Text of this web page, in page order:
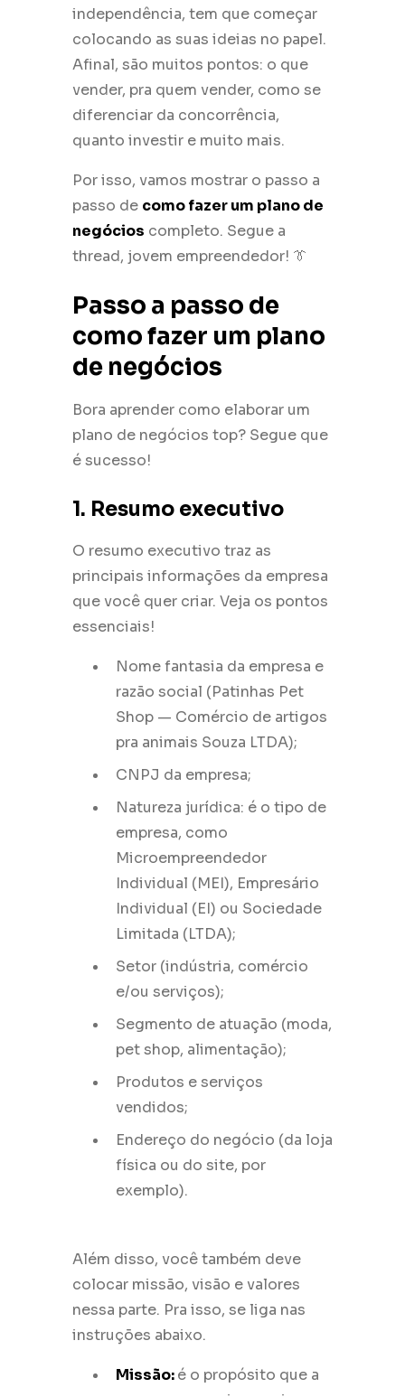
independência, tem que começar
colocando as suas ideias no papel.
Afinal, são muitos pontos: o que
vender, pra quem vender, como se
diferenciar da concorrência,
quanto investir e muito mais.
Por isso, vamos mostrar o passo a
passo de como fazer um plano de
negócios completo. Segue a
thread, jovem empreendedor! 👔
Passo a passo de
como fazer um plano
de negócios
Bora aprender como elaborar um
plano de negócios top? Segue que
é sucesso!
1. Resumo executivo
O resumo executivo traz as
principais informações da empresa
que você quer criar. Veja os pontos
essenciais!
Nome fantasia da empresa e
razão social (Patinhas Pet
Shop — Comércio de artigos
pra animais Souza LTDA);
CNPJ da empresa;
Natureza jurídica: é o tipo de
empresa, como
Microempreendedor
Individual (MEI), Empresário
Individual (EI) ou Sociedade
Limitada (LTDA);
Setor (indústria, comércio
e/ou serviços);
Segmento de atuação (moda,
pet shop, alimentação);
Produtos e serviços
vendidos;
Endereço do negócio (da loja
física ou do site, por
exemplo).
Além disso, você também deve
colocar missão, visão e valores
nessa parte. Pra isso, se liga nas
instruções abaixo.
Missão:é o propósito que a